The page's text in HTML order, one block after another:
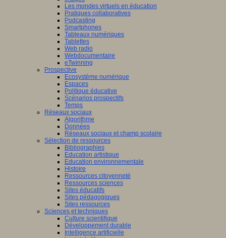
Les mondes virtuels en éducation
Pratiques collaboratives
Podcasting
Smartphones
Tableaux numériques
Tablettes
Web radio
Webdocumentaire
eTwinning
Prospective
Ecosystème numérique
Espaces
Politique éducative
Scénarios prospectifs
Temps
Réseaux sociaux
Algorithme
Données
Réseaux sociaux et champ scolaire
Sélection de ressources
Bibliographies
Education artistique
Education environnementale
Histoire
Ressources citoyenneté
Ressources sciences
Sites éducatifs
Sites pédagogiques
Sites ressources
Sciences et techniques
Culture scientifique
Développement durable
Intelligence artificielle